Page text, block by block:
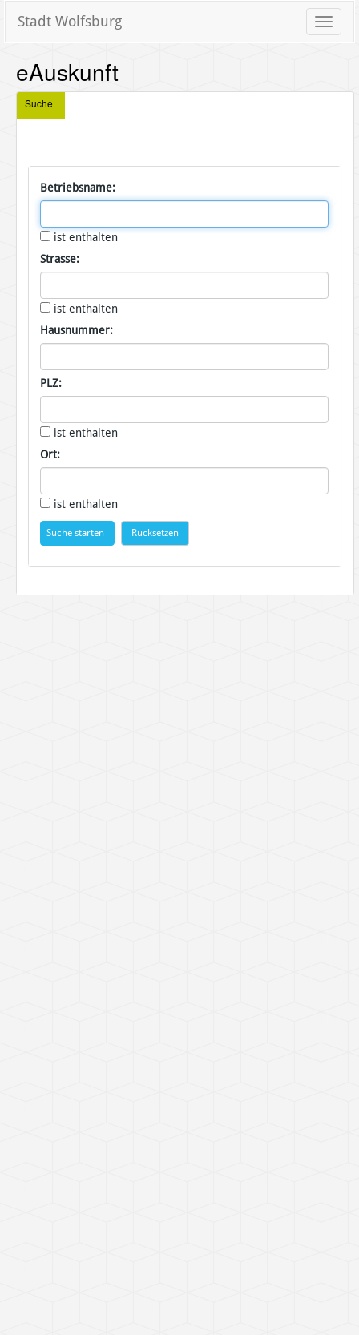
Toggle
Stadt Wolfsburg
eAuskunft
Suche
Betriebsname:
ist enthalten
Strasse:
ist enthalten
Hausnummer:
PLZ:
ist enthalten
Ort:
ist enthalten